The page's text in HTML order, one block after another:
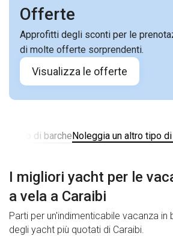
Offerte
Approfitti degli sconti per le
di molte offerte sorprendenti.
Visualizza le offerte
di barcheNoleggia un altro tipo
I migliori yacht per le
a vela a Caraibi
Parti per un'indimenticabile vacanza
degli yacht più quotati di Caraibi.